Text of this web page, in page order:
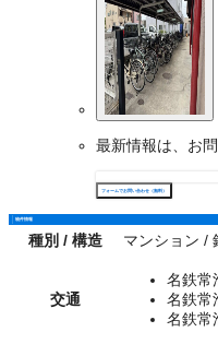
最新情報は、お
フォームでお問い合わせ（無料）
物件情報
種別 / 構造 マンション /
交通
名鉄常
名鉄常
名鉄常